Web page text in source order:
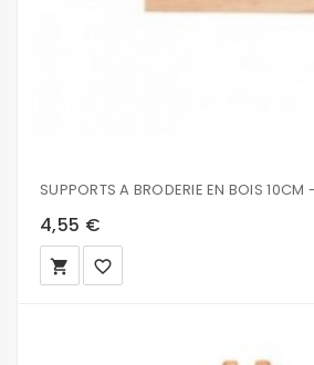
SUPPORTS A BRODERIE EN BOIS 10CM
4,55 €
local_grocery_store favorite_border